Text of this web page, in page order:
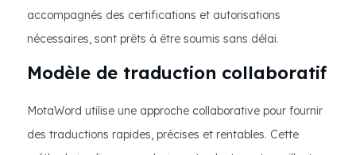
accompagnés des certifications et autorisations
nécessaires, sont prêts à être soumis sans délai.
Modèle de traduction collaboratif
MotaWord utilise une approche collaborative pour fournir
des traductions rapides, précises et rentables. Cette